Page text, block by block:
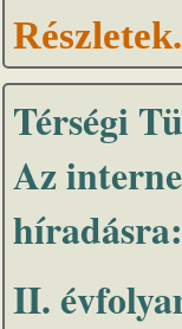
Térségi
Az
híradásra:
II.